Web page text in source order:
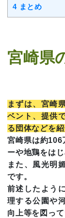
4まとめ
宮崎県
まずは、宮崎
ベント、提供
る団体などを
宮崎県は約106
ーや地鶏をは
また、風光明
です。
前述したよう
理する公園や
向上等を図って